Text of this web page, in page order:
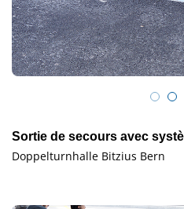
Sortie de secours avec
Doppelturnhalle Bitzius Bern